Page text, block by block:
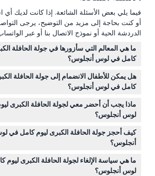
فيما يلي بعض الأسئلة الشائعة. إذا كانت لديك
أو كنت بحاجة إلى مزيد من التوضيح، يرجى
الدردشة الحية أو نموذج الاتصال بنا أو عبر
ما هي المعالم التي سأزورها في جولة الحافلة
كامل في لوس أنجلوس؟
تشمل الجولة توقفات في ممشى الشهرة في
سانتا مونيكا، روديو درايف في بيفرلي هيلز،
والسوق الأصلي للمزارعين.
هل يمكن للأطفال الانضمام إلى جولة الحافلة
كامل في لوس أنجلوس؟
نعم، يمكن
ودفع نفس سعر البالغين، بينما يجب احتساب
الأصغر في عدد الركاب.
ماذا يجب أن أحضر معي لجولة الحافلة الكبرى
لوس أنجلوس؟
يمكنك إحضار الوجبات الخفيفة والمشروبات على
ومن الجيد أيضًا إحضار واقي شمس، ونظارات
لتبقى مرتاحًا طوال اليوم.
كيف أحجز جولة الحافلة الكبرى ليوم كامل في
أنجلوس؟
يمكنك حجز التذاكر بسهولة عبر الإنترنت هنا على
باختيار التاريخ المفضل وإكمال عملية الحجز.
ما هي سياسة الإلغاء لجولة الحافلة الكبرى ليوم
لوس أنجلوس؟